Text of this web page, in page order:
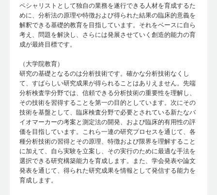
ペシャリストとして独自の業務を遂行できる人材を育成するた
めに、分析法の原理や特徴および得られた結果の臨床的意義を
解釈できる基礎的教育を目指しています。それをベースに自ら
考え、問題を解決し、さらには発展させていく創造的能力の育
成が最終目標です。
（大学院教育）
研究の基礎となるのは分析技術です。確かな分析技術なくし
て、すばらしい研究成果が得られることはありえません。先端
分析検査学分野では、信頼できる分析技術の重要性を理解し、
その技術を習得することを第一の目的としています。次にその
技術を基盤として、臨床検査分野で必要とされている新たなバ
イオマーカーの考案と測定法の開発、および臨床的有用性の評
価を目指しています。これら一連の研究プロセスを通じて、各
種分析技術の習得とその原理、特徴および限界を理解すること
に加えて、自ら実験を立案し、その実行のために最適な手法を
選択できる研究構築能力を育成します。また、学会発表や論文
発表を通じて、得られた研究成果を情報として発信する能力を
育成します。